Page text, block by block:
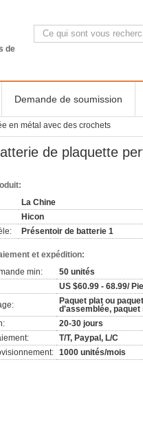
de
Demande de soumission
en métal avec des crochets
de plaquette
La Chine
Hicon
Présentoir de batterie 1
et expédition:
min:
50 unités
US $60.99 - 68.99/
Paquet plat ou paquet
d'assemblée, paquet
20-30 jours
T/T, Paypal, L/C
1000 unités/mois